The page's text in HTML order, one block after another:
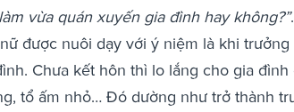
vừa quán xuyến gia đình hay không?”
được nuôi dạy với ý niệm là khi
Chưa kết hôn thì lo lắng cho gia
tổ ấm nhỏ… Đó dường như trở thành